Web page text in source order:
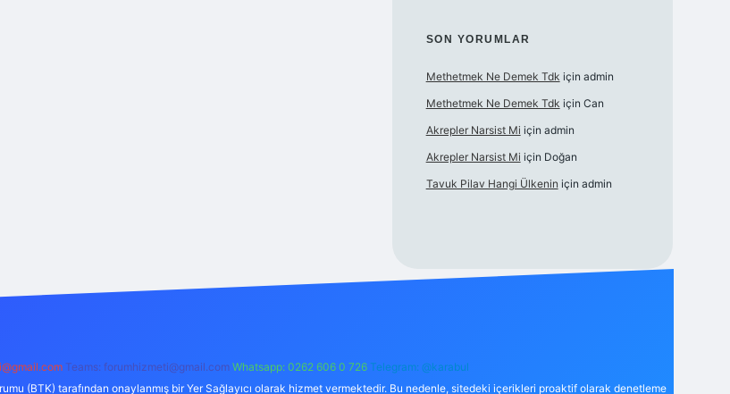
SON YORUMLAR
Methetmek Ne Demek Tdk için admin
Methetmek Ne Demek Tdk için Can
Akrepler Narsist Mi için admin
Akrepler Narsist Mi için Doğan
Tavuk Pilav Hangi Ülkenin için admin
Teams: forumhizmeti@gmail.com Whatsapp: 0262 606 0 726 Telegram: @karabul
(BTK) tarafından onaylanmış bir Yer Sağlayıcı olarak hizmet vermektedir. Bu nedenle, sitedeki içerikleri proaktif olarak denetleme